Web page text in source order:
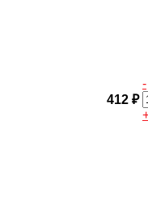
412 ₽
-